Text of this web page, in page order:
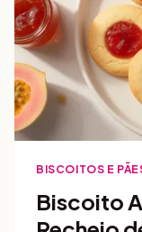
BISCOITOS E
Biscoito